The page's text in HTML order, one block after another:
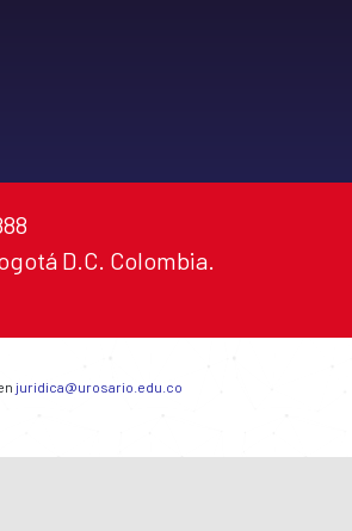
D.C. Colombia.
juridica@urosario.edu.co